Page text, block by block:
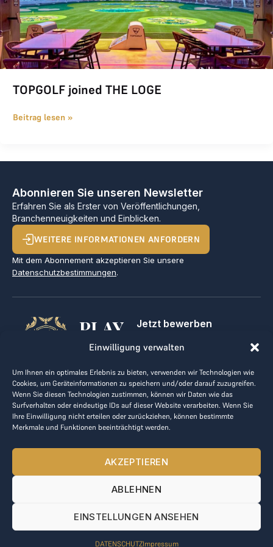
Einwilligung verwalten
Um Ihnen ein optimales Erlebnis zu bieten, verwenden wir Technologien wie
Cookies, um Geräteinformationen zu speichern und/oder darauf zuzugreifen.
Wenn Sie diesen Technologien zustimmen, können wir Daten wie das
Surfverhalten oder eindeutige IDs auf dieser Website verarbeiten. Wenn Sie
Ihre Einwilligung nicht erteilen oder zurückziehen, können bestimmte
Merkmale und Funktionen beeinträchtigt werden.
AKZEPTIEREN
ABLEHNEN
EINSTELLUNGEN ANSEHEN
DATENSCHUTZImpressum
TOPGOLF joined THE LOGE
Beitrag lesen »
Abonnieren Sie unseren Newsletter
Erfahren Sie als Erster von Veröffentlichungen,
Branchenneuigkeiten und Einblicken.
WEITERE INFORMATIONEN ANFORDERN
Mit dem Abonnement akzeptieren Sie unsere
Datenschutzbestimmungen.
PLAY
GOLF,
MAKE
BUSINESS
Jetzt bewerben
Kontakt
AGB
Datenrichtlinie
kontakt@the-loge.com
Unser freundliches Team hilft Ihnen gerne weiter.
Mo-Fr von 8:00 bis 17:00 Uhr.
© 2025 The LOGE. Alle Rechte vorbehalten.